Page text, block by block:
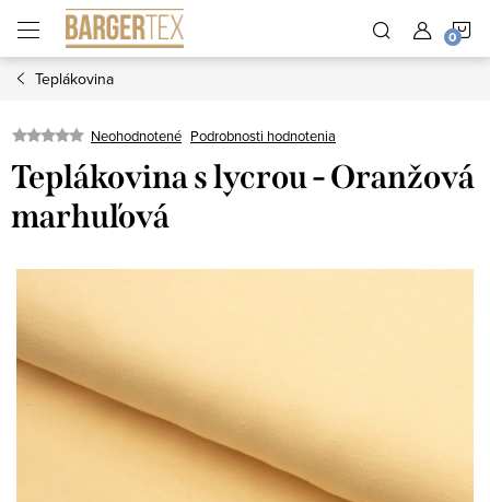
obsah
Teplákovina
Neohodnotené Podrobnosti hodnotenia
Teplákovina s lycrou - Oranžová
marhuľová